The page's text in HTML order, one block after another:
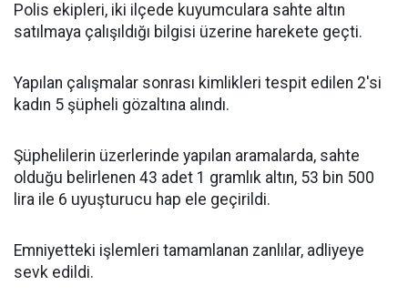
Polis ekipleri, iki ilçede kuyumculara sahte altın
satılmaya çalışıldığı bilgisi üzerine harekete geçti.
Yapılan çalışmalar sonrası kimlikleri tespit edilen 2'si
kadın 5 şüpheli gözaltına alındı.
Şüphelilerin üzerlerinde yapılan aramalarda, sahte
olduğu belirlenen 43 adet 1 gramlık altın, 53 bin 500
lira ile 6 uyuşturucu hap ele geçirildi.
Emniyetteki işlemleri tamamlanan zanlılar, adliyeye
sevk edildi.